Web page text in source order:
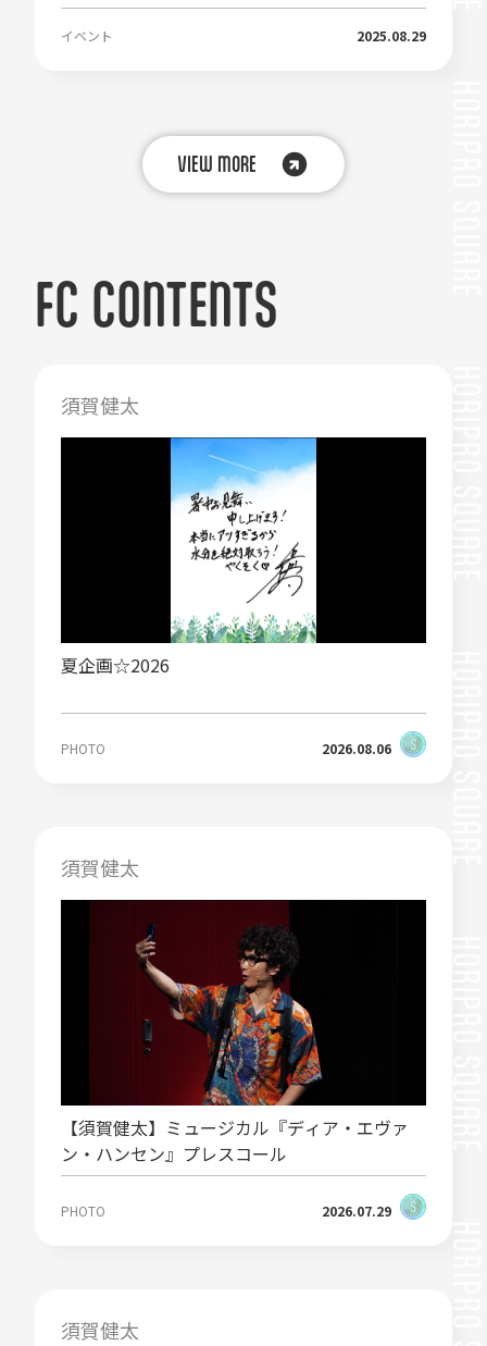
イベント 2025.08.29
VIEW MORE
FC CONTENTS
須賀健太
夏企画☆2026
PHOTO 2026.08.06
須賀健太
【須賀健太】ミュージカル『ディア・エヴァ
ン・ハンセン』プレスコール
PHOTO 2026.07.29
須賀健太